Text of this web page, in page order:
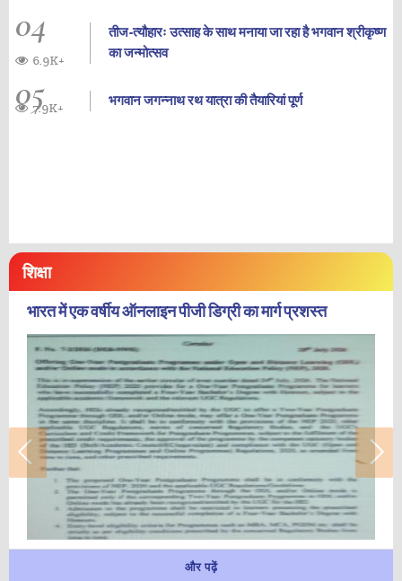
04
तीज-त्यौहारः उत्साह के साथ मनाया जा रहा है भगवान श्रीकृष्ण
का जन्‍मोत्‍सव
6.9K+
05 भगवान जगन्नाथ रथ यात्रा की तैयारियां पूर्ण
7.9K+
शिक्षा
भारत में एक वर्षीय ऑनलाइन पीजी डिग्री का मार्ग प्रशस्त
और पढ़ें